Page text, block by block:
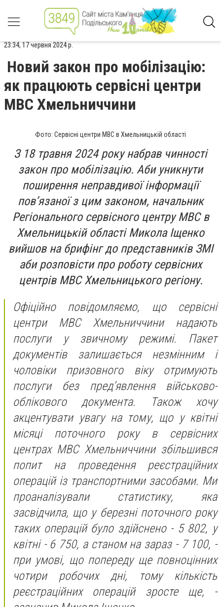
23:34, 17 червня 2024 р.
Новий закон про мобілізацію:
як працюють сервісні центри
МВС Хмельниччини
Фото: Сервісні центри МВС в Хмельницькій області
З 18 травня 2024 року набрав чинності
закон про мобілізацію. Аби уникнути
поширення неправдивої інформації
пов’язаної з цим законом, начальник
Регіонального сервісного центру МВС в
Хмельницькій області Микола Іщенко
вийшов на брифінг до представників ЗМІ
аби розповісти про роботу сервісних
центрів МВС Хмельницького регіону.
Офіційно повідомляємо, що сервісні
центри МВС Хмельниччини надають
послуги у звичному режимі. Пакет
документів залишається незмінним і
чоловіки призовного віку отримують
послуги без пред’явлення військово-
облікового документа. Також хочу
акцентувати увагу на тому, що у квітні
місяці поточного року в сервісних
центрах МВС Хмельниччини збільшився
попит на проведення реєстраційних
операцій із транспортними засобами. Ми
проаналізували статистику, яка
засвідчила, що у березні поточного року
таких операцій було здійснено - 5 802, у
квітні - 6 750, а станом на зараз - 7 100, -
при умові, що попереду ще повноцінних
чотири робочих дні, тому кількість
реєстраційних операцій зросте ще, -